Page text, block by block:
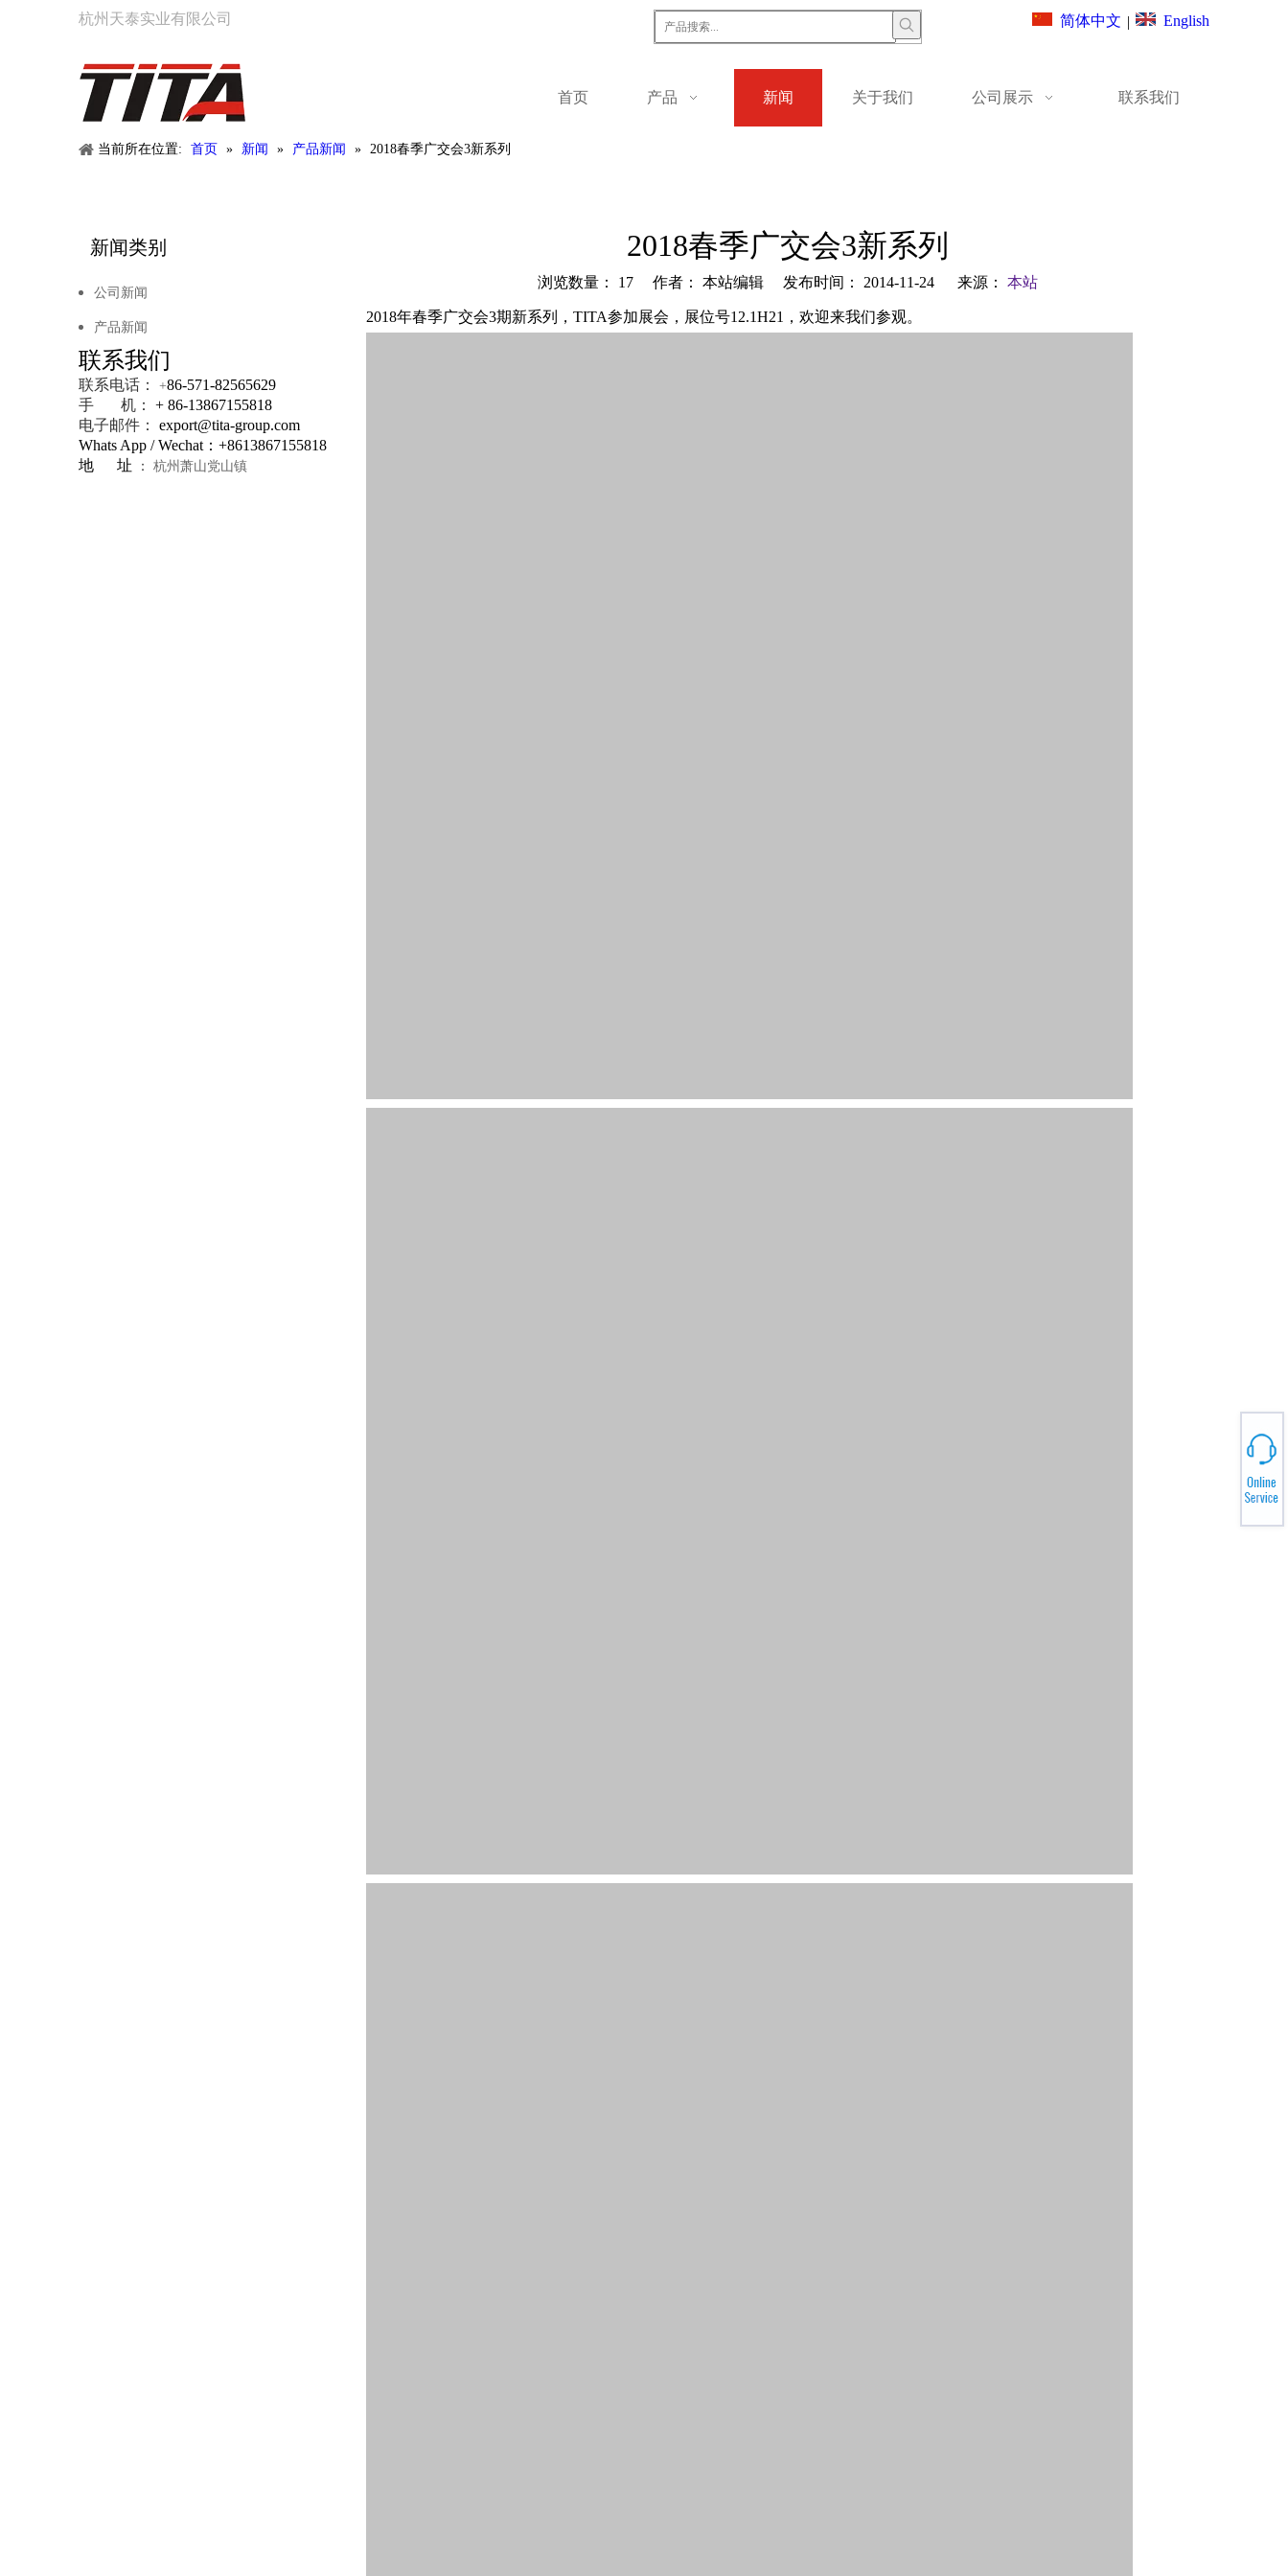
杭州天泰实业有限公司 简体中文 | English
首页 产品 新闻 关于我们 公司展示 联系我们
当前所在位置: 首页 » 新闻 » 产品新闻 » 2018春季广交会3新系列
新闻类别
公司新闻
产品新闻
联系我们
联系电话： +86-571-82565629
手 机：
+ 86-13867155818
电子邮件：
export@tita-group.com
Whats App / Wechat：+8613867155818
地 址
： 杭州萧山党山镇
2018春季广交会3新系列
浏览数量： 17 作者： 本站编辑 发布时间： 2014-11-24 来源： 本站
2018年春季广交会3期新系列，TITA参加展会，展位号12.1H21，欢迎来我们参观。